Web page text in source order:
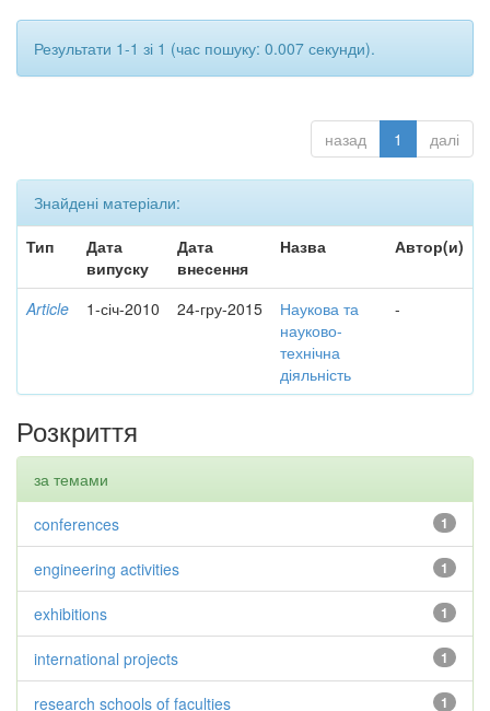
Результати 1-1 зі 1 (час пошуку: 0.007 секунди).
назад 1 далі
Знайдені матеріали:
Тип
Дата
випуску
Дата
внесення
Назва Автор(и)
Article 1-січ-2010 24-гру-2015
Наукова та
науково-
технічна
діяльність
-
Розкриття
за темами
1
conferences
1
engineering activities
1
exhibitions
1
international projects
1
research schools of faculties